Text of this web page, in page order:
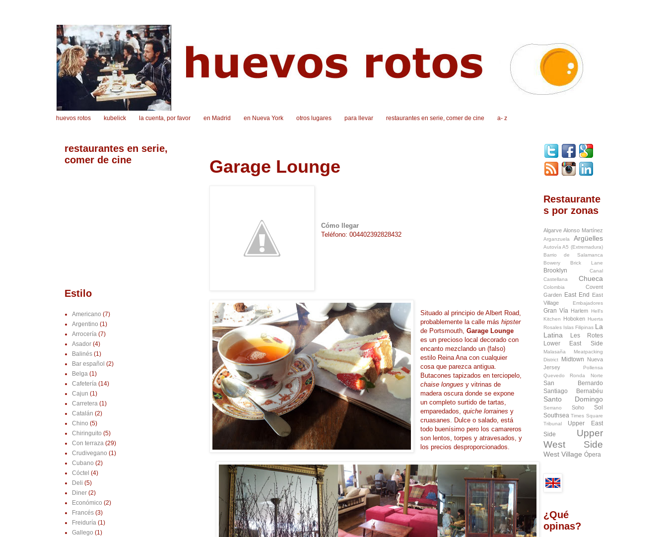
huevos rotos kubelick la cuenta, por favor en Madrid en Nueva York otros lugares para llevar restaurantes en serie, comer de cine a- z
Garage Lounge
Cómo llegar
Teléfono: 004402392828432
Situado al principio de Albert Road,
probablemente la calle más hipster
de Portsmouth, Garage Lounge
es un precioso local decorado con
encanto mezclando un (falso)
estilo Reina Ana con cualquier
cosa que parezca antigua.
Butacones tapizados en terciopelo,
chaise longues y vitrinas de
madera oscura donde se expone
un completo surtido de tartas,
emparedados, quiche lorraines y
cruasanes. Dulce o salado, está
todo buenísimo pero los camareros
son lentos, torpes y atravesados, y
los precios desproporcionados.
restaurantes en serie,
comer de cine
Estilo
Americano (7)
Argentino (1)
Arrocería (7)
Asador (4)
Balinés (1)
Bar español (2)
Belga (1)
Cafetería (14)
Cajun (1)
Carretera (1)
Catalán (2)
Chino (5)
Chiringuito (5)
Con terraza (29)
Crudivegano (1)
Cubano (2)
Cóctel (4)
Deli (5)
Diner (2)
Económico (2)
Francés (3)
Freiduría (1)
Gallego (1)
Restaurante
s por zonas
Algarve Alonso Martínez
Arganzuela Argüelles
Autovía A5 (Extremadura)
Barrio de Salamanca
Bowery
Brick Lane
Brooklyn
Canal
Castellana
Chueca
Colombia
Covent
Garden
East End
East
Village
Embajadores
Gran Vía Harlem
Hell's
Kitchen
Hoboken
Huerta
Rosales Islas Filipinas La
Latina
Les Rotes
Lower East Side
Malasaña
Meatpacking
District
Midtown
Nueva
Jersey
Pollensa
Quevedo
Ronda Norte
San Bernardo
Santiago Bernabéu
Santo Domingo
Serrano Soho
Sol
Southsea Times Square
Tribunal
Upper East
Side
Upper
West Side
West Village Ópera
¿Qué
opinas?